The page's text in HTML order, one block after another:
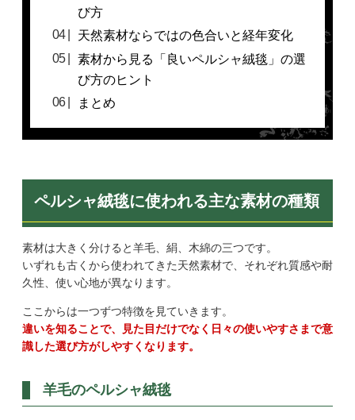
び方
天然素材ならではの色合いと経年変化
素材から見る「良いペルシャ絨毯」の選
び方のヒント
まとめ
ペルシャ絨毯に使われる主な素材の種類
素材は大きく分けると羊毛、絹、木綿の三つです。
いずれも古くから使われてきた天然素材で、それぞれ質感や耐
久性、使い心地が異なります。
ここからは一つずつ特徴を見ていきます。
違いを知ることで、見た目だけでなく日々の使いやすさまで意
識した選び方がしやすくなります。
羊毛のペルシャ絨毯